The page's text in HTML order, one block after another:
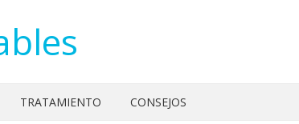
TRATAMIENTO CONSEJOS